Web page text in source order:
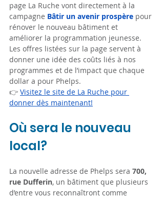
page La Ruche vont directement à la
campagne Bâtir un avenir prospère pour
rénover le nouveau bâtiment et
améliorer la programmation jeunesse.
Les offres listées sur la page servent à
donner une idée des coûts liés à nos
programmes et de l’impact que chaque
dollar a pour Phelps.
👉 Visitez le site de La Ruche pour
donner dès maintenant!
Où sera le nouveau
local?
La nouvelle adresse de Phelps sera 700,
rue Dufferin, un bâtiment que plusieurs
d’entre vous reconnaîtront comme